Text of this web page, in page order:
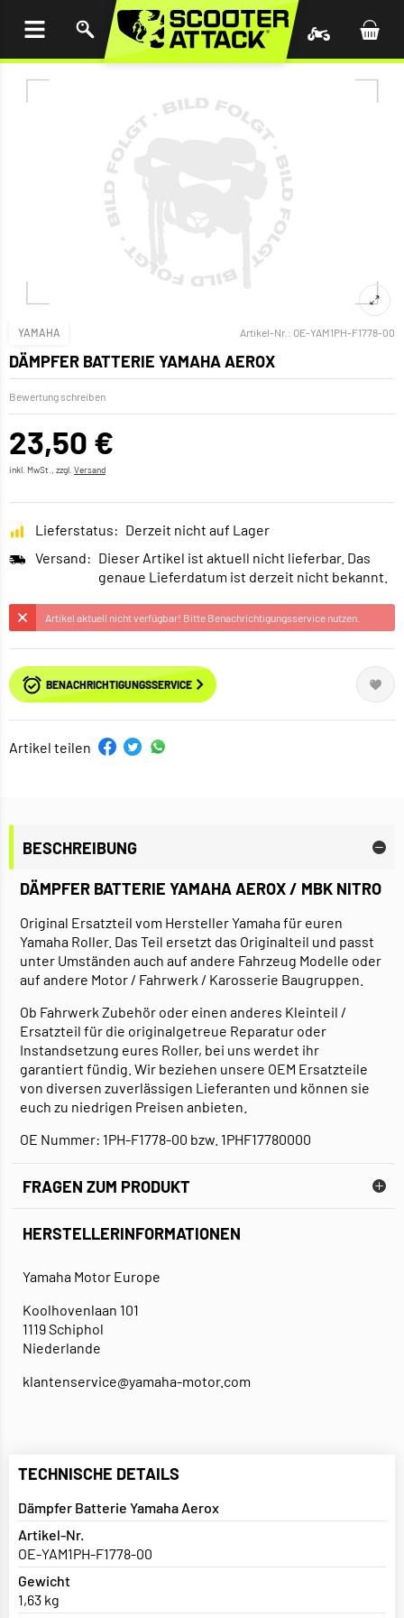
YAMAHA Artikel-Nr.: OE-YAM1PH-F1778-00
DÄMPFER BATTERIE YAMAHA AEROX
Bewertung schreiben
23,50 €
inkl. MwSt., zzgl. Versand
Lieferstatus: Derzeit nicht auf Lager
Versand: Dieser Artikel ist aktuell nicht lieferbar. Das
genaue Lieferdatum ist derzeit nicht bekannt.
Artikel aktuell nicht verfügbar! Bitte Benachrichtigungsservice nutzen.
BENACHRICHTIGUNGSSERVICE
Artikel teilen
BESCHREIBUNG
DÄMPFER BATTERIE YAMAHA AEROX / MBK NITRO
Original Ersatzteil vom Hersteller Yamaha für euren
Yamaha Roller. Das Teil ersetzt das Originalteil und passt
unter Umständen auch auf andere Fahrzeug Modelle oder
auf andere Motor / Fahrwerk / Karosserie Baugruppen.
Ob Fahrwerk Zubehör oder einen anderes Kleinteil /
Ersatzteil für die originalgetreue Reparatur oder
Instandsetzung eures Roller, bei uns werdet ihr
garantiert fündig. Wir beziehen unsere OEM Ersatzteile
von diversen zuverlässigen Lieferanten und können sie
euch zu niedrigen Preisen anbieten.
OE Nummer: 1PH-F1778-00 bzw. 1PHF17780000
FRAGEN ZUM PRODUKT
HERSTELLERINFORMATIONEN
Yamaha Motor Europe
Koolhovenlaan 101
1119 Schiphol
Niederlande
klantenservice@yamaha-motor.com
TECHNISCHE DETAILS
Dämpfer Batterie Yamaha Aerox
Artikel-Nr.
OE-YAM1PH-F1778-00
Gewicht
1,63 kg